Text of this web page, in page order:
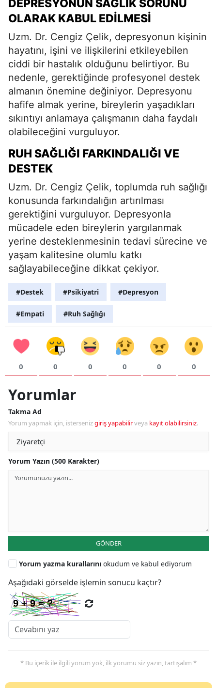
DEPRESYONUN SAĞLIK SORUNU
OLARAK KABUL EDILMESI
Uzm. Dr. Cengiz Çelik, depresyonun kişinin
hayatını, işini ve ilişkilerini etkileyebilen
ciddi bir hastalık olduğunu belirtiyor. Bu
nedenle, gerektiğinde profesyonel destek
almanın önemine değiniyor. Depresyonu
hafife almak yerine, bireylerin yaşadıkları
sıkıntıyı anlamaya çalışmanın daha faydalı
olabileceğini vurguluyor.
RUH SAĞLIĞI FARKINDALIĞI VE
DESTEK
Uzm. Dr. Cengiz Çelik, toplumda ruh sağlığı
konusunda farkındalığın artırılması
gerektiğini vurguluyor. Depresyonla
mücadele eden bireylerin yargılanmak
yerine desteklenmesinin tedavi sürecine ve
yaşam kalitesine olumlu katkı
sağlayabileceğine dikkat çekiyor.
#Destek #Psikiyatri #Depresyon
#Empati #Ruh Sağlığı
0 0 0 0 0 0
Yorumlar
Takma Ad
Yorum yapmak için, istersenizgiriş yapabilirveya kayıt olabilirsiniz.
Yorum Yazın (500 Karakter)
GÖNDER
Yorum yazma kurallarını okudum ve kabul ediyorum
Aşağıdaki görselde işlemin sonucu kaçtır?
* Bu içerik ile ilgili yorum yok, ilk yorumu siz yazın, tartışalım *